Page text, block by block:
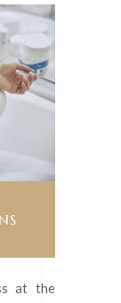
at the